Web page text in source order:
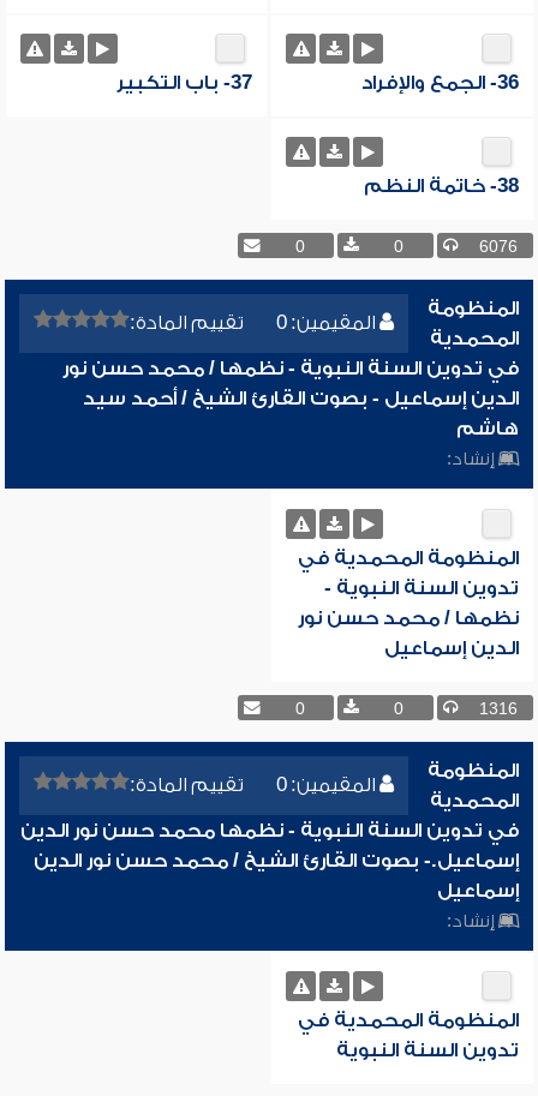
36- الجمع والإفراد 37- باب التكبير
38- خاتمة النظم
6076
0
0
المقيمين: 0 تقييم المادة:
المنظومة
المحمدية
في تدوين السنة النبوية - نظمها / محمد حسن نور
الدين إسماعيل - بصوت القارئ الشيخ / أحمد سيد
هاشم
إنشاد:
المنظومة المحمدية في
تدوين السنة النبوية -
نظمها / محمد حسن نور
الدين إسماعيل
1316
0
0
المقيمين: 0 تقييم المادة:
المنظومة
المحمدية
في تدوين السنة النبوية - نظمها محمد حسن نور الدين
إسماعيل.- بصوت القارئ الشيخ / محمد حسن نور الدين
إسماعيل
إنشاد:
المنظومة المحمدية في
تدوين السنة النبوية